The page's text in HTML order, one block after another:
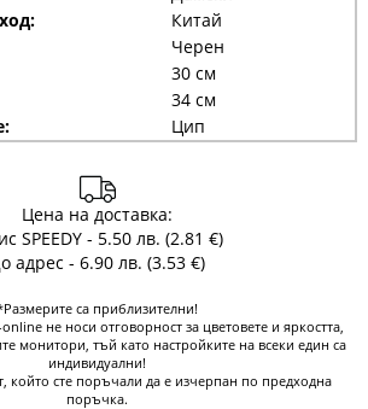
Китай
Черен
30 см
34 см
Цип
Цена на доставка:
SPEEDY - 5.50 лв. (2.81 €)
адрес - 6.90 лв. (3.53 €)
са приблизителни!
не носи отговорност за цветовете и яркостта,
монитори, тъй като настройките на всеки един са
индивидуални!
сте поръчали да е изчерпан по предходна
поръчка.